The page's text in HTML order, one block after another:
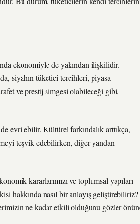
ekonomiyle de yakından ilişkilidir.
siyahın tüketici tercihleri, piyasa
ve prestij simgesi olabileceği gibi,
evrilebilir. Kültürel farkındalık arttıkça,
teşvik edebilirken, diğer yandan
kararlarımızı ve toplumsal yapıları
hakkında nasıl bir anlayış geliştirebiliriz?
ne kadar etkili olduğunu gözler